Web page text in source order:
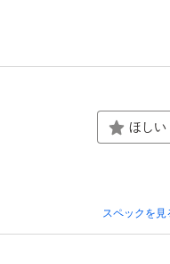
ほしい
スペックを見